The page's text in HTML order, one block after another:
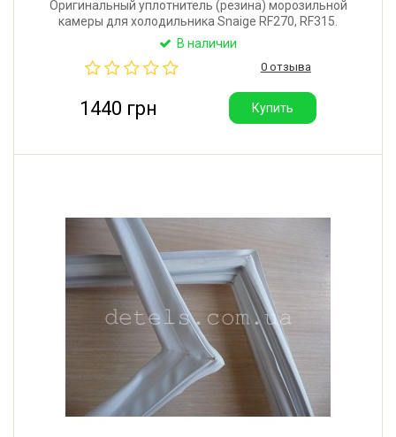
Оригинальный уплотнитель (резина) морозильной
камеры для холодильника Snaige RF270, RF315.
Размер: 570x514 мм. Крепление: в паз.
В наличии
0 отзыва
1440 грн Купить